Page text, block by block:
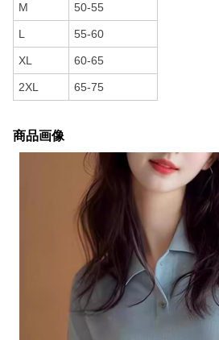
M 50-55
L 55-60
XL 60-65
2XL 65-75
商品画像